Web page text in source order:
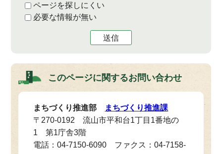
ページを探しにくい
必要な情報が無い
送信
このページに関するお問い合わせ
まちづくり推進部
まちづくり推進課
〒270-0192 流山市平和台1丁目1番地の
1 第1庁舎3階
電話：04-7150-6090 ファクス：04-7158-